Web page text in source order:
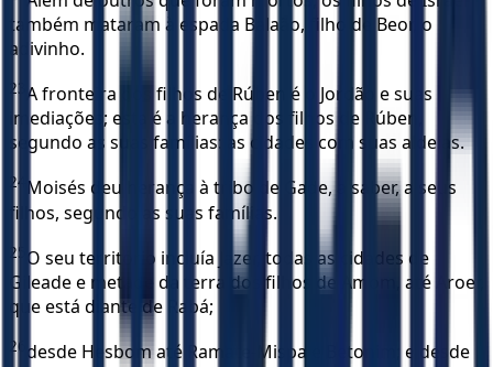
também mataram à espada Balaão, filho de Beor, o
adivinho.
23 A fronteira dos filhos de Rúben é o Jordão e suas
imediações; esta é a herança dos filhos de Rúben,
segundo as suas famílias: as cidades com suas aldeias.
24 Moisés deu herança à tribo de Gade, a saber, a seus
filhos, segundo as suas famílias.
25 O seu território incluía Jazer, todas as cidades de
Gileade e metade da terra dos filhos de Amom, até Aroer,
que está diante de Rabá;
26 desde Hesbom até Ramate-Mispa e Betonim; e desde